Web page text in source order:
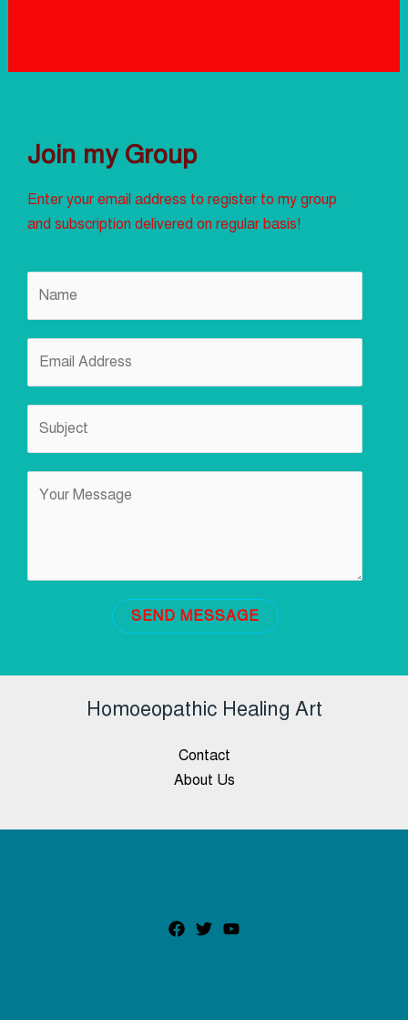
Join my Group
Enter your email address to register to my group
and subscription delivered on regular basis!
SEND MESSAGE
Homoeopathic Healing Art
Contact
About Us